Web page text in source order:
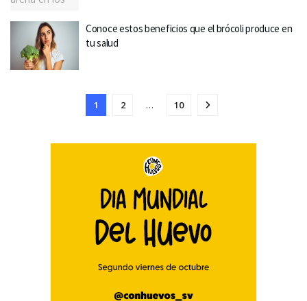
Conoce estos beneficios que el brócoli produce en
tu salud
1 2 … 10